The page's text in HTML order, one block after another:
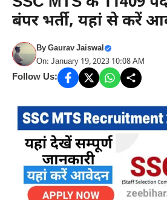
बंपर भर्ती, यहां से करें
ByGaurav Jaiswal
On: January 19, 2023 10:08 AM
Follow Us: